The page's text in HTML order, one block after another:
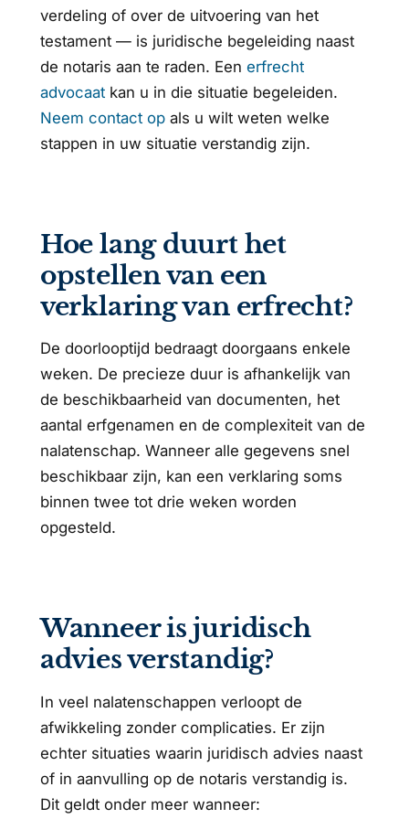
verdeling of over de uitvoering van het
testament — is juridische begeleiding naast
de notaris aan te raden. Een erfrecht
advocaatkan u in die situatie begeleiden.
Neem contact opals u wilt weten welke
stappen in uw situatie verstandig zijn.
Hoe lang duurt het
opstellen van een
verklaring van erfrecht?
De doorlooptijd bedraagt doorgaans enkele
weken. De precieze duur is afhankelijk van
de beschikbaarheid van documenten, het
aantal erfgenamen en de complexiteit van de
nalatenschap. Wanneer alle gegevens snel
beschikbaar zijn, kan een verklaring soms
binnen twee tot drie weken worden
opgesteld.
Wanneer is juridisch
advies verstandig?
In veel nalatenschappen verloopt de
afwikkeling zonder complicaties. Er zijn
echter situaties waarin juridisch advies naast
of in aanvulling op de notaris verstandig is.
Dit geldt onder meer wanneer: